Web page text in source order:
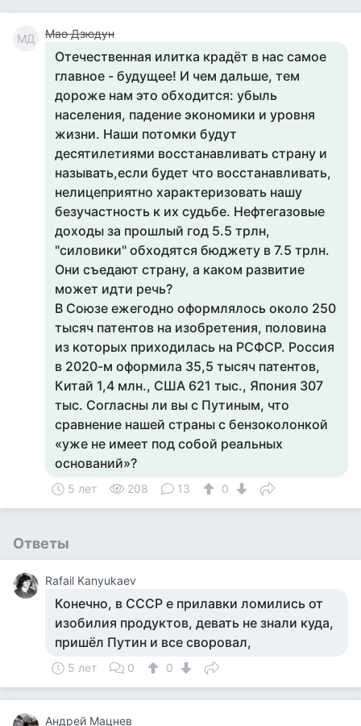
МД Мао Дзюдун
Отечественная илитка крадёт в нас самое
главное - будущее! И чем дальше, тем
дороже нам это обходится: убыль
населения, падение экономики и уровня
жизни. Наши потомки будут
десятилетиями восстанавливать страну и
называть,если будет что восстанавливать,
нелицеприятно характеризовать нашу
безучастность к их судьбе. Нефтегазовые
доходы за прошлый год 5.5 трлн,
"силовики" обходятся бюджету в 7.5 трлн.
Они съедают страну, а каком развитие
может идти речь?
В Союзе ежегодно оформлялось около 250
тысяч патентов на изобретения, половина
из которых приходилась на РСФСР. Россия
в 2020-м оформила 35,5 тысяч патентов,
Китай 1,4 млн., США 621 тыс., Япония 307
тыс. Согласны ли вы с Путиным, что
сравнение нашей страны с бензоколонкой
«уже не имеет под собой реальных
оснований»?
5 лет 208 13 0
Ответы
Rafail Kanyukaev
Конечно, в СССР е прилавки ломились от
изобилия продуктов, девать не знали куда,
пришёл Путин и все своровал,
5 лет 0 0
Андрей Мацнев